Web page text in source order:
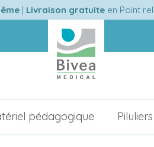
| Livraison gratuiteen Point
pédagogique